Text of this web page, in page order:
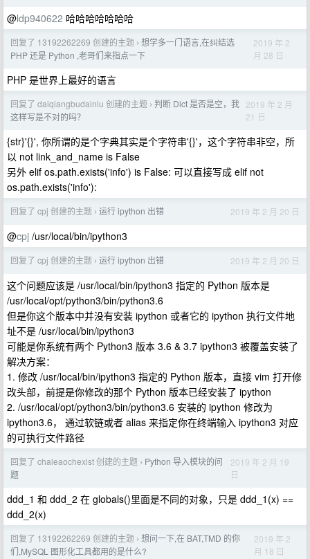
@ldp940622 哈哈哈哈哈哈哈
回复了 13192262269 创建的主题 › 想学多一门语言,在纠结选
PHP 还是 Python ,老哥们来指点一下
2019 年 2
月 28 日
PHP 是世界上最好的语言
回复了 daiqiangbudainiu 创建的主题 › 判断 Dict 是否是空，我
这样写是不对的吗？
2019 年 2 月
21 日
{str}'{}', 你所谓的是个字典其实是个字符串'{}'，这个字符串非空，所
以 not link_and_name is False
另外 elif os.path.exists('info') is False: 可以直接写成 elif not
os.path.exists('info'):
回复了 cpj 创建的主题 › 运行 ipython 出错 2019 年 2 月 20 日
@cpj /usr/local/bin/ipython3
回复了 cpj 创建的主题 › 运行 ipython 出错 2019 年 2 月 20 日
这个问题应该是 /usr/local/bin/ipython3 指定的 Python 版本是
/usr/local/opt/python3/bin/python3.6
但是你这个版本中并没有安装 ipython 或者它的 ipython 执行文件地
址不是 /usr/local/bin/ipython3
可能是你系统有两个 Python3 版本 3.6 & 3.7 ipython3 被覆盖安装了
解决方案：
1. 修改 /usr/local/bin/ipython3 指定的 Python 版本，直接 vim 打开修
改头部，前提是你修改的那个 Python 版本已经安装了 ipython
2. /usr/local/opt/python3/bin/python3.6 安装的 ipython 修改为
ipython3.6， 通过软链或者 alias 来指定你在终端输入 ipython3 对应
的可执行文件路径
回复了 chaleaochexist 创建的主题 › Python 导入模块的问
题
2019 年 2 月 19
日
ddd_1 和 ddd_2 在 globals()里面是不同的对象，只是 ddd_1(x) ==
ddd_2(x)
回复了 13192262269 创建的主题 › 想问一下,在 BAT,TMD 的你
们,MySQL 图形化工具都用的是什么?
2019 年 2
月 18 日